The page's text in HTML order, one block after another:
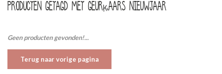
Producten getagd met geurkaars nieuwjaar
Geen producten gevonden!...
Terug naar vorige pagina